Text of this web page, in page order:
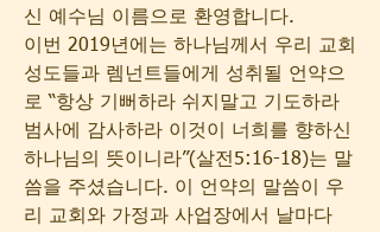
신 예수님 이름으로 환영합니다.
이번 2019년에는 하나님께서 우리 교회
성도들과 렘넌트들에게 성취될 언약으
로 “항상 기뻐하라 쉬지말고 기도하라
범사에 감사하라 이것이 너희를 향하신
하나님의 뜻이니라”(살전5:16-18)는 말
씀을 주셨습니다. 이 언약의 말씀이 우
리 교회와 가정과 사업장에서 날마다